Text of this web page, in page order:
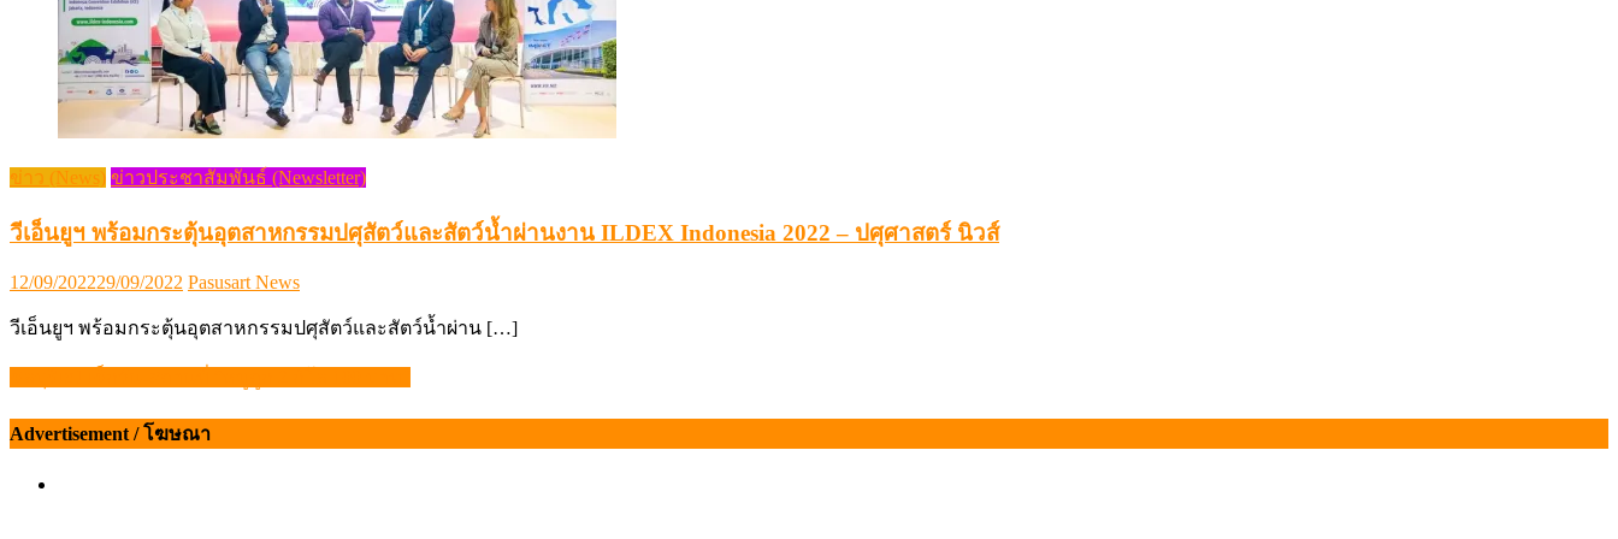
ข่าว (News) ข่าวประชาสัมพันธ์ (Newsletter)
วีเอ็นยูฯ พร้อมกระตุ้นอุตสาหกรรมปศุสัตว์และสัตว์น้ำผ่านงาน ILDEX Indonesia 2022 – ปศุศาสตร์ นิวส์
Posted
12/09/202229/09/2022 Author
Pasusart News
วีเอ็นยูฯ พร้อมกระตุ้นอุตสาหกรรมปศุสัตว์และสัตว์น้ำผ่าน […]
แนะแนว
เรื่อง
Advertisement / โฆษณา